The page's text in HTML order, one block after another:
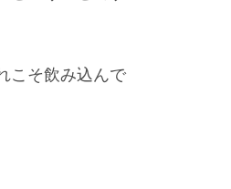
こそ飲み込んで